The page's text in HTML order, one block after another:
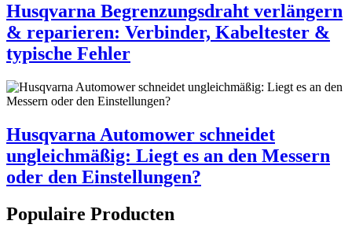
Husqvarna Begrenzungsdraht verlängern
& reparieren: Verbinder, Kabeltester &
typische Fehler
Husqvarna Automower schneidet
ungleichmäßig: Liegt es an den Messern
oder den Einstellungen?
Populaire Producten